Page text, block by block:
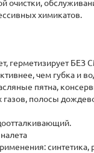
очистки,
химикатов.
герметизирует
чем губка и
пятна,
газов, полосы
синтетика,